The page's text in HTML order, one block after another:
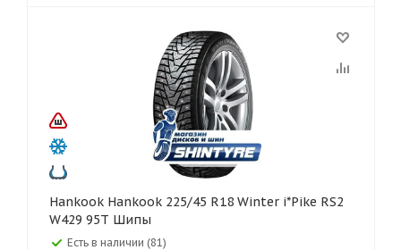
Hankook Hankook 225/45 R18 Winter i*Pike RS2
W429 95T Шипы
Есть в наличии (81)